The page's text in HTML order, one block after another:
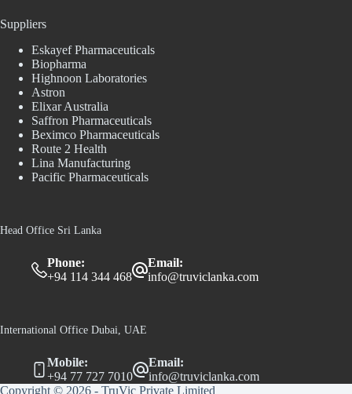
Suppliers
Eskayef Pharmaceuticals
Biopharma
Highnoon Laboratories
Astron
Elixar Australia
Saffron Pharmaceuticals
Beximco Pharmaceuticals
Route 2 Health
Lina Manufacturing
Pacific Pharmaceuticals
Head Office Sri Lanka
Phone:
+94 114 344 468
Email:
info@truviclanka.com
International Office Dubai, UAE
Mobile:
+94 77 727 7010
Email:
info@truviclanka.com
Copyright © 2026 - TruVic Private Limited